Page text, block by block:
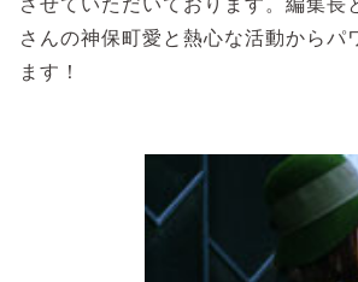
さんの神保町愛と熱心な活動からパ
ます！